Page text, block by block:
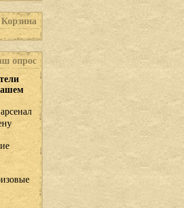
Корзина
опрос